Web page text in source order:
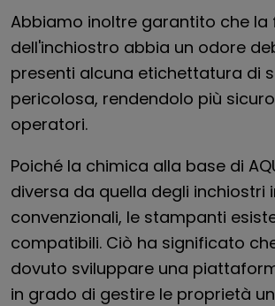
Abbiamo inoltre garantito che la
dell'inchiostro abbia un odore
presenti alcuna etichettatura di
pericolosa, rendendolo più
operatori.
Poiché la chimica alla base di
diversa da quella degli inchiostri
convenzionali, le stampanti
compatibili. Ciò ha significato
dovuto sviluppare una
in grado di gestire le proprietà